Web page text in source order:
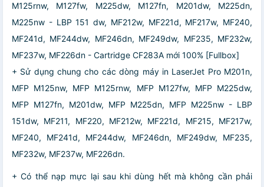
M125rnw, M127fw, M225dw, M127fn, M201dw, M225dn,
M225nw - LBP 151 dw, MF212w, MF221d, MF217w, MF240,
MF241d, MF244dw, MF246dn, MF249dw, MF235, MF232w,
MF237w, MF226dn - Cartridge CF283A mới 100% [Fullbox]
+ Sử dụng chung cho các dòng máy in LaserJet Pro M201n,
MFP M125nw, MFP M125rnw, MFP M127fw, MFP M225dw,
MFP M127fn, M201dw, MFP M225dn, MFP M225nw - LBP
151dw, MF211, MF220, MF212w, MF221d, MF215, MF217w,
MF240, MF241d, MF244dw, MF246dn, MF249dw, MF235,
MF232w, MF237w, MF226dn.
+ Có thể nạp mực lại sau khi dùng hết mà không cần phải